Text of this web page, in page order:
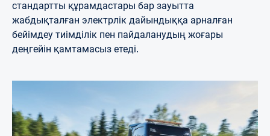
стандартты құрамдастары бар зауытта
жабдықталған электрлік дайындыққа арналған
бейімдеу тиімділік пен пайдаланудың жоғары
деңгейін қамтамасыз етеді.